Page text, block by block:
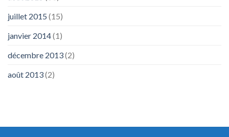
juillet 2015 (15)
janvier 2014(1)
décembre 2013(2)
août 2013(2)